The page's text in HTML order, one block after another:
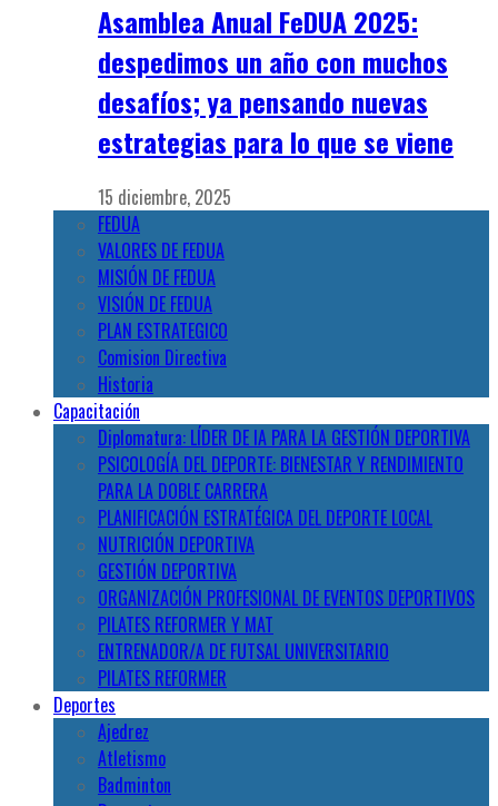
Asamblea Anual FeDUA 2025:
despedimos un año con muchos
desafíos; ya pensando nuevas
estrategias para lo que se viene
15 diciembre, 2025
FEDUA
VALORES DE FEDUA
MISIÓN DE FEDUA
VISIÓN DE FEDUA
PLAN ESTRATEGICO
Comision Directiva
Historia
Capacitación
Diplomatura: LÍDER DE IA PARA LA GESTIÓN DEPORTIVA
PSICOLOGÍA DEL DEPORTE: BIENESTAR Y RENDIMIENTO
PARA LA DOBLE CARRERA
PLANIFICACIÓN ESTRATÉGICA DEL DEPORTE LOCAL
NUTRICIÓN DEPORTIVA
GESTIÓN DEPORTIVA
ORGANIZACIÓN PROFESIONAL DE EVENTOS DEPORTIVOS
PILATES REFORMER Y MAT
ENTRENADOR/A DE FUTSAL UNIVERSITARIO
PILATES REFORMER
Deportes
Ajedrez
Atletismo
Badminton